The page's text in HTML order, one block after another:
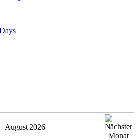
August 2026